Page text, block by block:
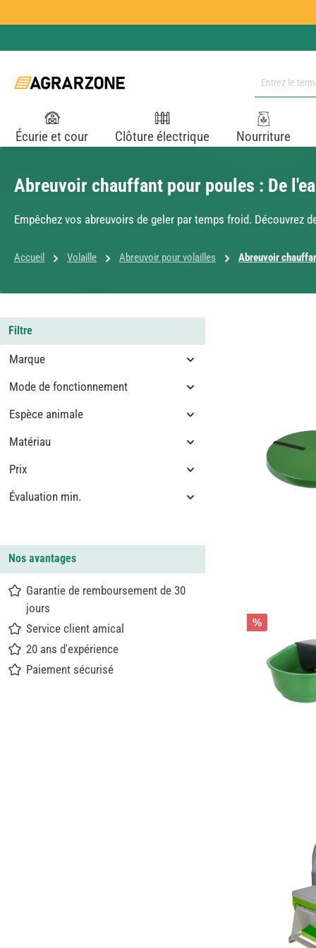
Écurie et cour Clôture électrique Nourriture
Abreuvoir chauffant pour poules : De
Empêchez vos abreuvoirs de geler par temps froid.
Accueil Volaille Abreuvoir pour volailles Abreuvoir
Filtre
Marque
Mode de fonctionnement
Espèce animale
Matériau
Prix
Évaluation min.
Nos avantages
Garantie de remboursement de 30
jours
Service client amical
20 ans d'expérience
Paiement sécurisé
%